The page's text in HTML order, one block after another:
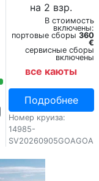
на 2 взр.
В стоимость
включены:
портовые сборы 360
€
сервисные сборы
включены
все каюты
Подробнее
Номер круиза:
14985-
SV20260905GOAGOA